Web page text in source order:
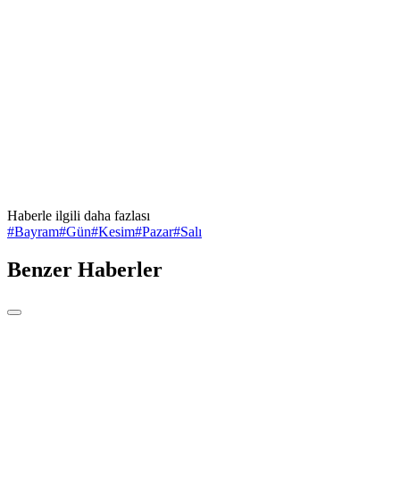
Haberle ilgili daha fazlası
#Bayram#Gün#Kesim#Pazar#Salı
Benzer Haberler